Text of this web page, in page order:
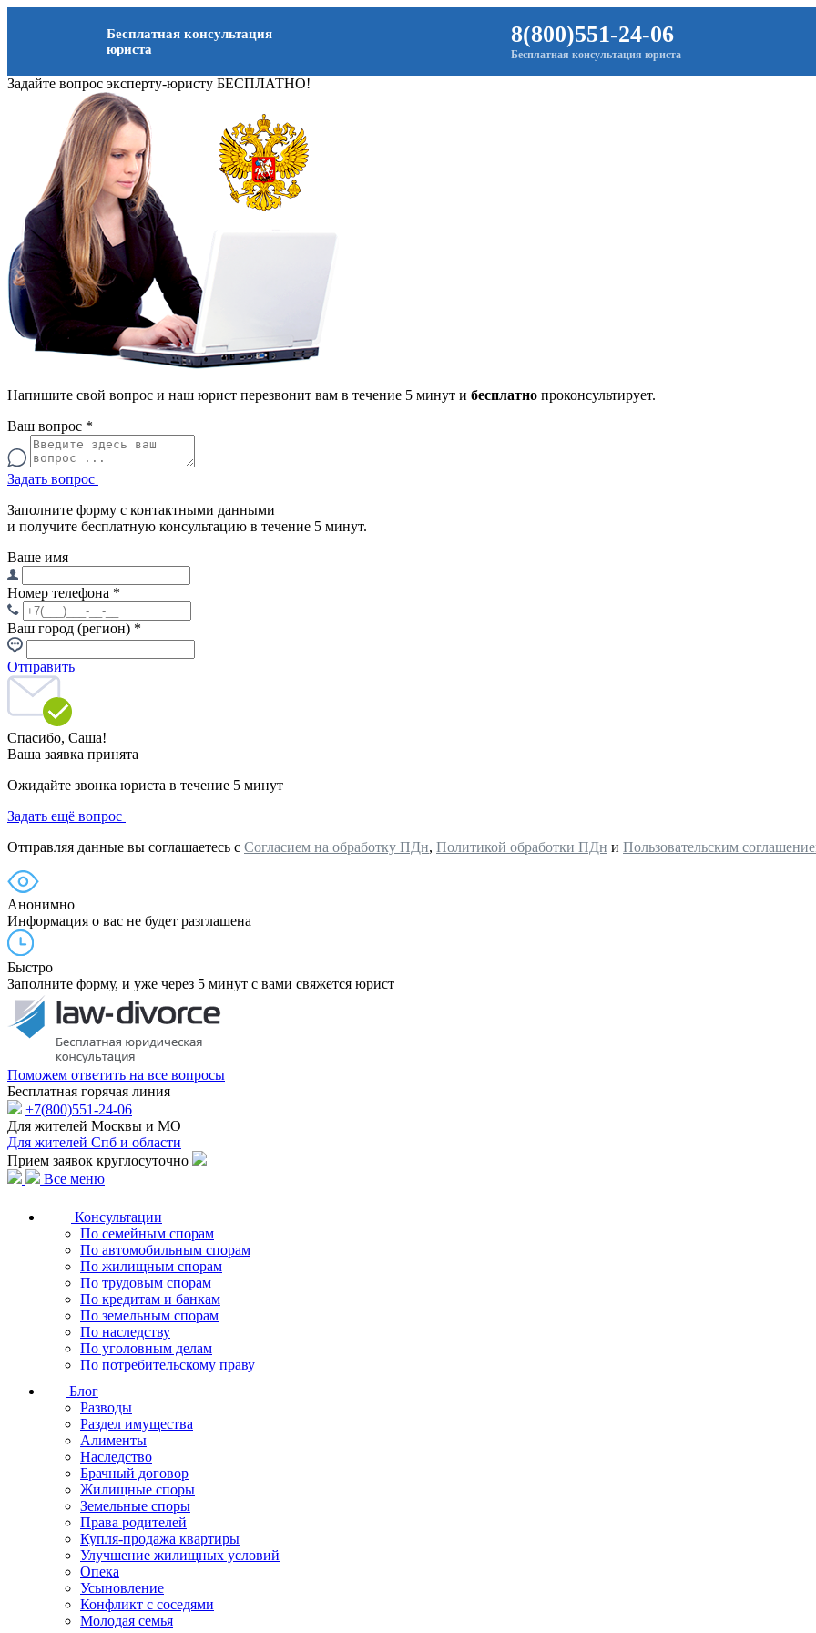
Бесплатная консультация
юриста
8(800)551-24-06
Бесплатная консультация юриста
Задайте вопрос эксперту-юристу БЕСПЛАТНО!
Напишите свой вопрос и наш юрист перезвонит вам в течение 5 минут и бесплатно проконсультирует.
Ваш вопрос *
Задать вопрос
Заполните форму с контактными данными
и получите бесплатную консультацию в течение 5 минут.
Ваше имя
Номер телефона *
Ваш город (регион) *
Отправить
Спасибо, Саша!
Ваша заявка принята
Ожидайте звонка юриста в течение 5 минут
Задать ещё вопрос
Отправляя данные вы соглашаетесь с Согласием на обработку ПДн, Политикой обработки ПДн и Пользовательским
Анонимно
Информация о вас не будет разглашена
Быстро
Заполните форму, и уже через 5 минут с вами свяжется юрист
Поможем ответить на все вопросы
Бесплатная горячая линия
+7(800)551-24-06
Для жителей Москвы и МО
Для жителей Спб и области
Прием заявок круглосуточно
Все меню
Консультации
По семейным спорам
По автомобильным спорам
По жилищным спорам
По трудовым спорам
По кредитам и банкам
По земельным спорам
По наследству
По уголовным делам
По потребительскому праву
Блог
Разводы
Раздел имущества
Алименты
Наследство
Брачный договор
Жилищные споры
Земельные споры
Права родителей
Купля-продажа квартиры
Улучшение жилищных условий
Опека
Усыновление
Конфликт с соседями
Молодая семья